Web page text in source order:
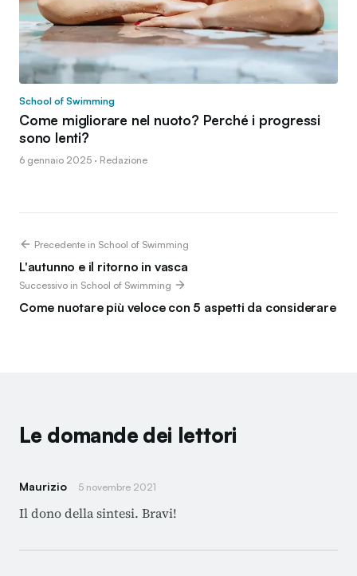
School of Swimming
Come migliorare nel nuoto? Perché i progressi
sono lenti?
6 gennaio 2025 · Redazione
Precedente in School of Swimming
L'autunno e il ritorno in vasca
Successivo in School of Swimming
Come nuotare più veloce con 5 aspetti da considerare
Le domande dei lettori
Maurizio 5 novembre 2021
Il dono della sintesi. Bravi!